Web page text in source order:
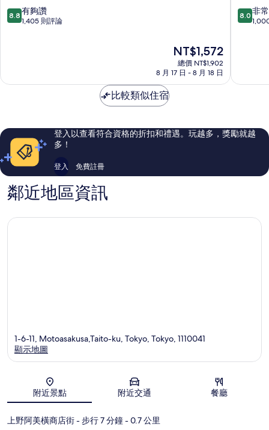
站
前
8.8
分，
夠
評
論
8.8 有夠讚
1,405 則評論
現
在
價
NT$1,572
總價 NT$1,902
8 月 17 日 - 8 月 18 日
東
京
8.0
分，
常
評
論
8.0 非
比較類似住宿
登入以查看符合資格的折扣和禮遇。玩越多，獎勵就越
多！
登入 免費註冊
鄰近地區資訊
地圖
1-6-11, Motoasakusa,Taito-ku, Tokyo, Tokyo, 1110041
顯示地圖
附近景點 附近交通 餐廳
上野阿美橫商店街- 步行 7 分鐘- 0.7 公里